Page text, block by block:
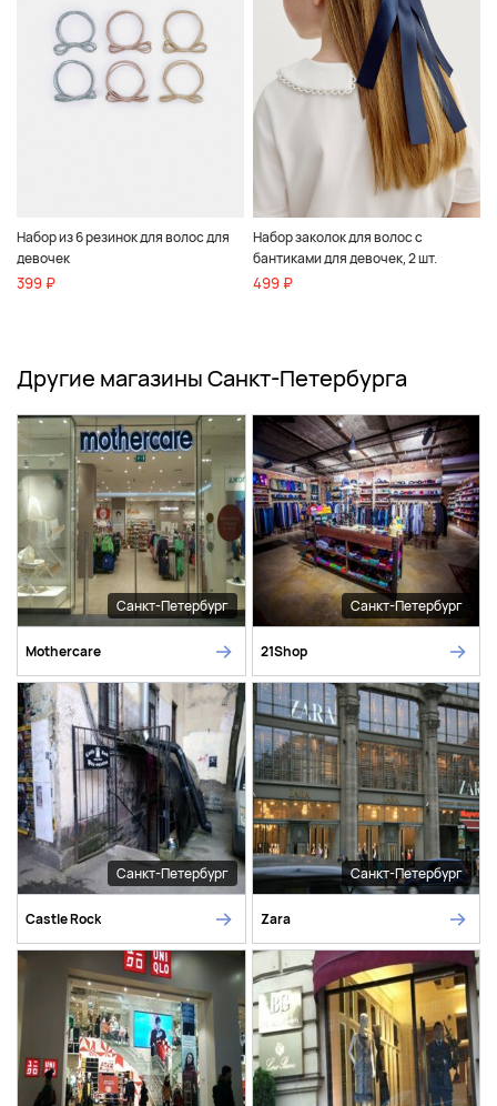
Набор из 6 резинок для волос для
девочек
399 ₽
Набор заколок для волос с
бантиками для девочек, 2 шт.
499 ₽
Другие магазины Санкт-Петербурга
Санкт-Петербург
Mothercare
Санкт-Петербург
21Shop
Санкт-Петербург
Castle Rock
Санкт-Петербург
Zara